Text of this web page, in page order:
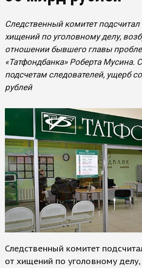
Следственный комитет
хищений по уголовному делу,
отношении бывшего главы
«Татфондбанка» Роберта Мусина.
подсчетам следователей, ущерб
рублей
Следственный комитет
от хищений по уголовному